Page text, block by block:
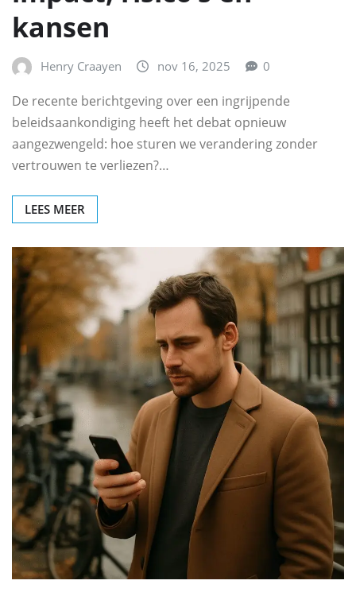
kansen
Henry Craayen nov 16, 2025 0
De recente berichtgeving over een ingrijpende
beleidsaankondiging heeft het debat opnieuw
aangezwengeld: hoe sturen we verandering zonder
vertrouwen te verliezen?…
LEES MEER